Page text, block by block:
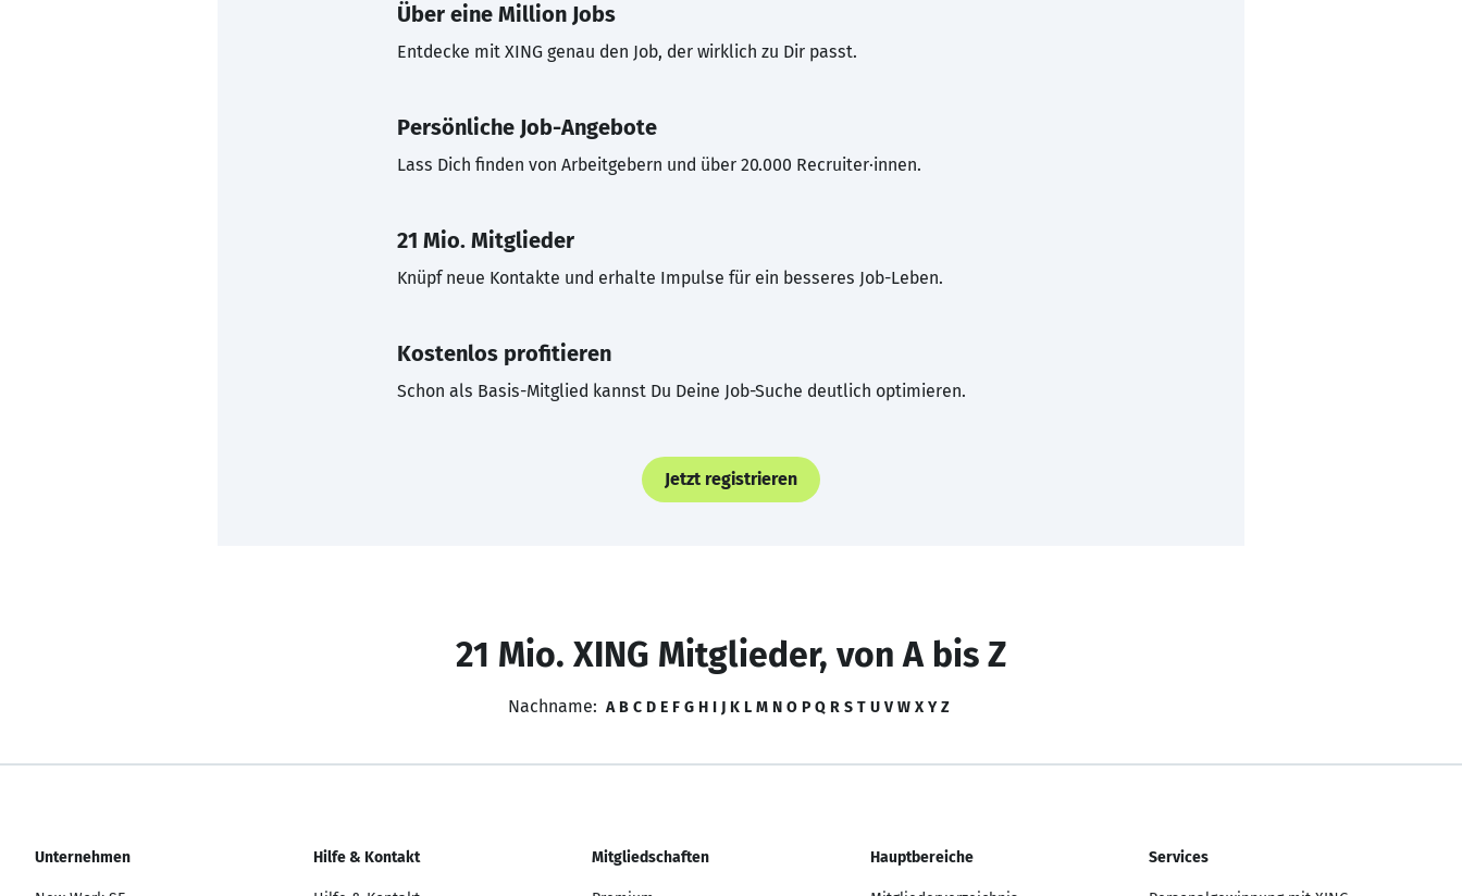
Über eine Million Jobs
Entdecke mit XING genau den Job, der wirklich zu Dir passt.
Persönliche Job-Angebote
Lass Dich finden von Arbeitgebern und über 20.000 Recruiter·innen.
21 Mio. Mitglieder
Knüpf neue Kontakte und erhalte Impulse für ein besseres Job-Leben.
Kostenlos profitieren
Schon als Basis-Mitglied kannst Du Deine Job-Suche deutlich optimieren.
Jetzt registrieren
21 Mio. XING Mitglieder, von A bis Z
Nachname: A B C D E F G H I J K L M N O P Q R S T U V W X Y Z
Unternehmen Hilfe & Kontakt Mitgliedschaften Hauptbereiche Services